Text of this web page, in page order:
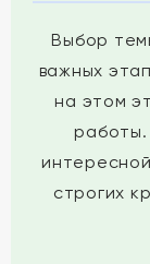
Выбор
важных
на этом
работы.
строгих